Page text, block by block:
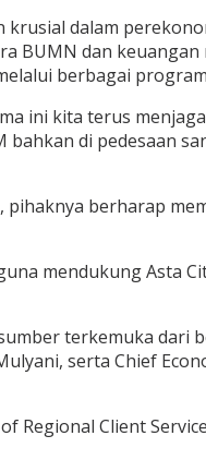
dalam
dan
berbagai
ini kita terus
di pedesaan
berharap
mendukung Asta
terkemuka dari
serta Chief
Client